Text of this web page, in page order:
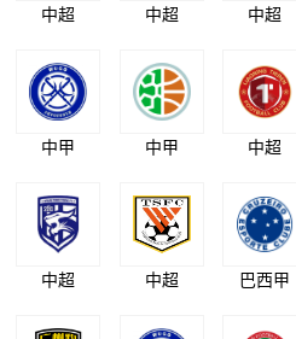
中超 中超 中超
中甲 中甲 中超
中超 中超 巴西甲